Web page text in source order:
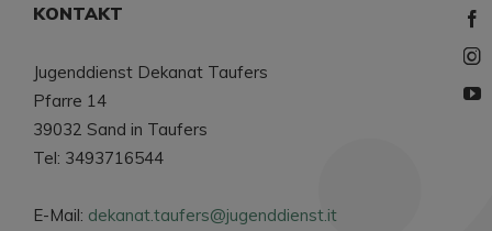
KONTAKT
Jugenddienst Dekanat Taufers
Pfarre 14
39032 Sand in Taufers
Tel: 3493716544
E-Mail: dekanat.taufers@jugenddienst.it